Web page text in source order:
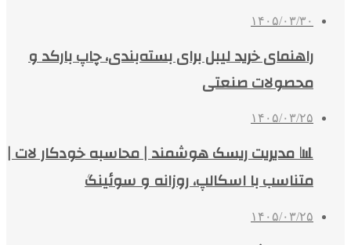
۱۴۰۵/۰۳/۳۰
راهنمای خرید لیبل برای بسته‌بندی، چاپ بارکد و
محصولات صنعتی
۱۴۰۵/۰۳/۲۵
📊 مدیریت ریسک هوشمند | محاسبه خودکار لات |
متناسب با اسکالپ، روزانه و سوئینگ
۱۴۰۵/۰۳/۲۵